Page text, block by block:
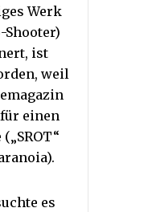
Werk
Shooter)
ist
weil
einen
es